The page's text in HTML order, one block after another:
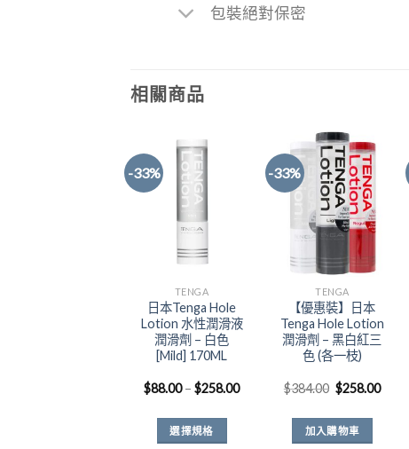
包裝絕對保密
相關商品
-33%
Wishlist
TENGA
日本Tenga Hole
Lotion 水性潤滑液
潤滑劑 – 白色
[Mild] 170ML
$88.00 – $258.00價
選擇規格
-33%
Add to
Wishlist
TENGA
【優惠裝】日本
Tenga Hole Lotion
潤滑劑 – 黑白紅三
色 (各一枝)
$384.00 原
始
格：
$384.00。
$258.00目
加入購物車